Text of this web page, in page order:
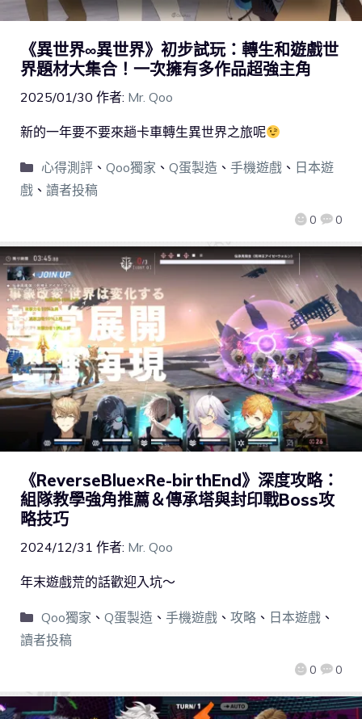
《異世界∞異世界》初步試玩：轉生和遊戲世
界題材大集合！一次擁有多作品超強主角
2025/01/30 作者: Mr. Qoo
0 0
新的一年要不要來趟卡車轉生異世界之旅呢
心得測評、 Qoo獨家 、 Q蛋製造 、 手機遊戲、 日本遊
戲 、 讀者投稿
《ReverseBlue×Re-birthEnd》深度攻略：
組隊教學強角推薦＆傳承塔與封印戰Boss攻
略技巧
2024/12/31 作者: Mr. Qoo
0 0
年末遊戲荒的話歡迎入坑～
Qoo獨家 、 Q蛋製造 、 手機遊戲、 攻略、 日本遊戲、
讀者投稿